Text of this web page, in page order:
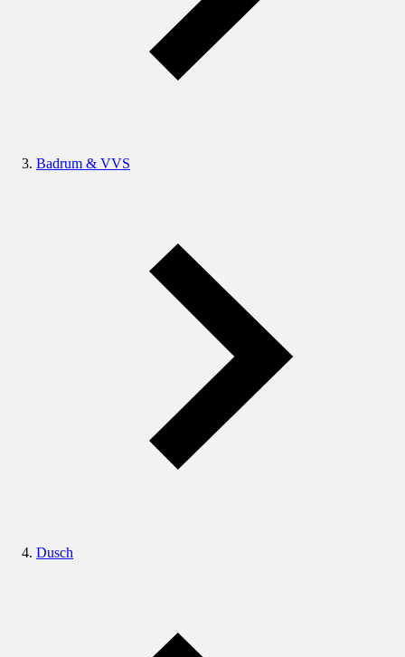
Badrum & VVS
Dusch